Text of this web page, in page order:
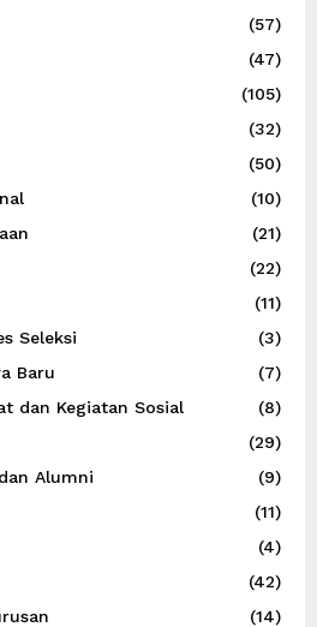
(57)
(47)
(105)
(32)
(50)
(10)
(21)
(22)
(11)
Seleksi
(3)
Baru
(7)
dan Kegiatan Sosial
(8)
(29)
Alumni
(9)
(11)
(4)
(42)
(14)